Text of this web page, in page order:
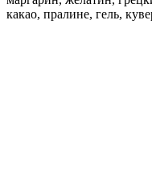
какао, пралине, гель,